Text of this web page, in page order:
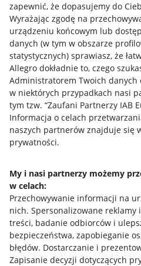
zapewnić, że dopasujemy do
Wyrażając zgodę na
urządzeniu końcowym lub
danych (w tym w obszarze
statystycznych) sprawiasz, że
Allegro dokładnie to, czego
Administratorem Twoich danych
w niektórych przypadkach nasi
tym tzw. “Zaufani Partnerzy IAB
Informacja o celach
naszych partnerów znajduje się
prywatności.
My i nasi partnerzy możemy
w celach:
Przechowywanie informacji na
nich. Spersonalizowane
treści, badanie odbiorców i
bezpieczeństwa, zapobieganie
błędów. Dostarczanie i
Zapisanie decyzji dotyczących
Przydatne informacje
Jak to działa
Allegro Gadane dla sprzedających
Allegro Gadane dla kupujących
Mapa miejscowości
Informacje prawne